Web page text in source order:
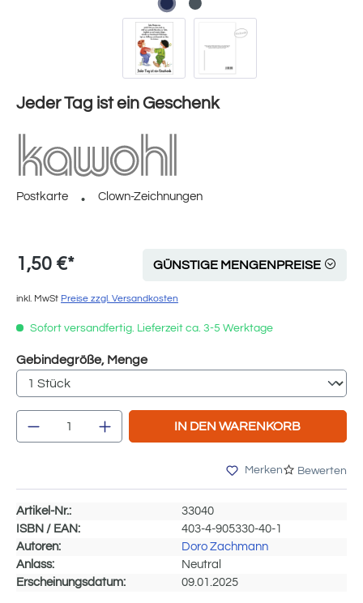
Jeder Tag ist ein Geschenk
Postkarte Clown-Zeichnungen
1,50 €* GÜNSTIGE MENGENPREISE
inkl. MwSt Preise zzgl. Versandkosten
Sofort versandfertig. Lieferzeit ca. 3-5 Werktage
Gebindegröße, Mengeauswählen
Produkt Anzahl: Gib den gewünschten
IN DEN WARENKORB
Merken Bewerten
Artikel-Nr.:
33040
ISBN / EAN:
403-4-905330-40-1
Autoren:
Doro Zachmann
Anlass:
Neutral
Erscheinungsdatum:
09.01.2025